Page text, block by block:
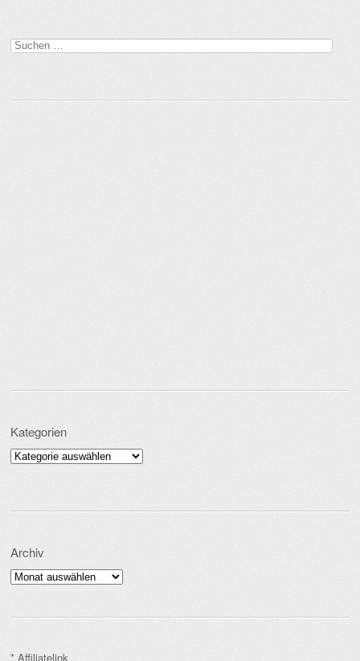
Suchen
nach:
Kategorien
Kategorien
Archiv
Archiv
* Affiliatelink